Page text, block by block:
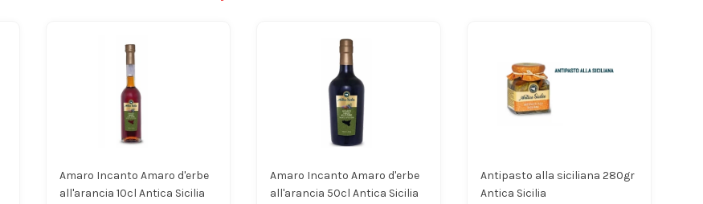
Amaro Incanto Amaro d'erbe
all'arancia 10cl Antica Sicilia
Amaro Incanto Amaro d'erbe
all'arancia 50cl Antica Sicilia
Antipasto alla siciliana 280gr
Antica Sicilia